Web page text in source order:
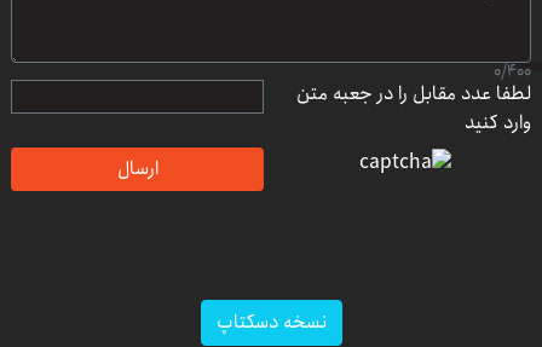
0/400
لطفا عدد مقابل را در جعبه متن
وارد کنید
ارسال
نسخه دسکتاپ